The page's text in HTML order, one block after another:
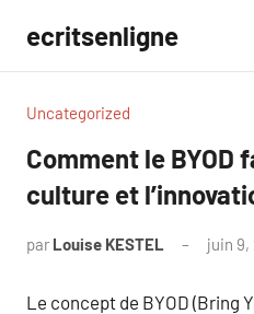
contenu
ecritsenligne
Uncategorized
Comment le BYOD
culture et
par Louise KESTEL juin 9,
Le concept de BYOD (Bring